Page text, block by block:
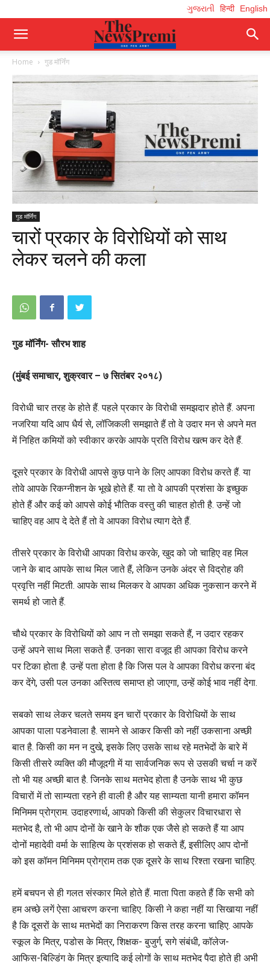
ગુજરાતી हिन्दी English
Home गुड मॉर्निंग
गुड मॉर्निंग
चारों प्रकार के विरोधियों को साथ
लेकर चलने की कला
गुड मॉर्निंग- सौरभ शाह
(मुंबई समाचार, शुक्रवार – ७ सितंबर २०१८)
विरोधी चार तरह के होते हैं. पहले प्रकार के विरोधी समझदार होते हैं. अपना
नजरिया यदि आप धैर्य से, लॉजिकली समझाते हैं तो वे उदार मन से अपने मत
में निहित कमियों को स्वीकार करके आपके प्रति विरोध खत्म कर देते हैं.
दूसरे प्रकार के विरोधी आपसे कुछ पाने के लिए आपका विरोध करते हैं. या
तोवे आपके रिकग्नीशन के भूखे होते हैं. या तो वे आपकी प्रशंसा के इच्छुक
होते हैं और कई को आपसे कोई भौतिक वस्तु की चाहत होती है. उन्हें जो
चाहिए वह आप दे देते हैं तो वे आपका विरोध त्याग देते हैं.
तीसरे प्रकार के विरोधी आपका विरोध करके, खुद को जो चाहिए वह मिल
जाने के बाद आपके साथ मिल जाते हैं, लेकिन उनके अंदर से विद्रोह की
प्रवृत्ति नहीं मिटती. आपके साथ मिलकर वे आपका अधिक नुकसान करने में
समर्थ हो जाते हैं.
चौथे प्रकार के विरोधियों को आप न तो समझा सकते हैं, न उदार रहकर
उन्हें अपने साथ मिला सकते हैं. उनका सारा वजूद ही आपका विरोध करने
पर टिका होता है. उन्हें पता होता है कि जिस पल वे आपका विरोध करना बंद
कर देंगे, उसी पल उनका अस्तित्व समाप्त हो जाएगा, उन्हें कोई भाव नहीं देगा.
सबको साथ लेकर चलते समय इन चारों प्रकार के विरोधियों के साथ
आपका पाला पडनेवाला है. सामने से आकर किसी को नहीं उकसाना अच्छी
बात है. किसी का मन न दुखे, इसके लिए उसके साथ रहे मतभेदों के बारे में
किसी तीसरे व्यक्ति की मौजूदगी में या सार्वजनिक रूप से उसकी चर्चा न करें
तो भी यह अच्छी बात है. जिनके साथ मतभेद होता है उनके साथ भी कुछ
विचारों में तो साम्यता रहने ही वाली है और यह साम्यता यानी हमारा कॉमन
मिनिमम प्रोग्राम. उदाहरणार्थ, आपको किसी की सेकुलर विचारधारा से
मतभेद है, तो भी आप दोनों के खाने के शौक एक जैसे हो सकते हैं या आप
दोनों महादेवी वर्मा के साहित्य के प्रशंसक हो सकते हैं, इसीलिए आप दोनों
को इस कॉमन मिनिमम प्रोग्राम तक एक दूसरे के साथ रिश्ता रखना चाहिए.
हमें बचपन से ही गलत संस्कार मिले होते हैं. माता पिता कहते हैं कि सभी को
हम अच्छे लगें ऐसा आचरण करना चाहिए. किसी ने कहा नहीं या सिखाया नहीं
है कि दूसरों के साथ मतभेदों का निराकरण किस तरह करना चाहिए. आपके
स्कूल के मित्र, पडोस के मित्र, शिक्षक- बुजुर्ग, सगे संबंधी, कॉलेज-
आफिस-बिल्डिंग के मित्र इत्यादि कई लोगों के साथ मतभेद पैदा होते ही अभी